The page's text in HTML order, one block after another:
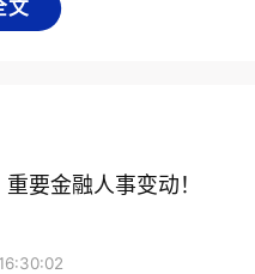
文
明的文化建设实践模
实现更高质量、更可持
动力、提供了坚实的文
重要金融人事变动！